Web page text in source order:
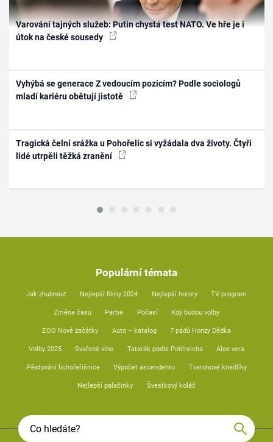
Varování tajných služeb: Putin chystá test NATO. Ve hře je i
útok na české sousedy
Vyhýbá se generace Z vedoucím pozicím? Podle sociologů
mladí kariéru obětují jistotě
Tragická čelní srážka u Pohořelic si vyžádala dva životy. Čtyři
lidé utrpěli těžká zranění
Populární témata
Jak zhubnout Nejlepší filmy 2024 Nejlepší horory TV program
Změna času Partie Počasí Kdy budou volby
ZOO Nové začátky Auto – katalog 7 pádů Honzy Dědka
Volby 2025 Svařené víno Tatarák podle Pohlreicha Aloe vera
Pěstování lichořeřišnice Výpočet ascendentu Tvarohové knedlíky
Nejlepší palačinky Švestkový koláč